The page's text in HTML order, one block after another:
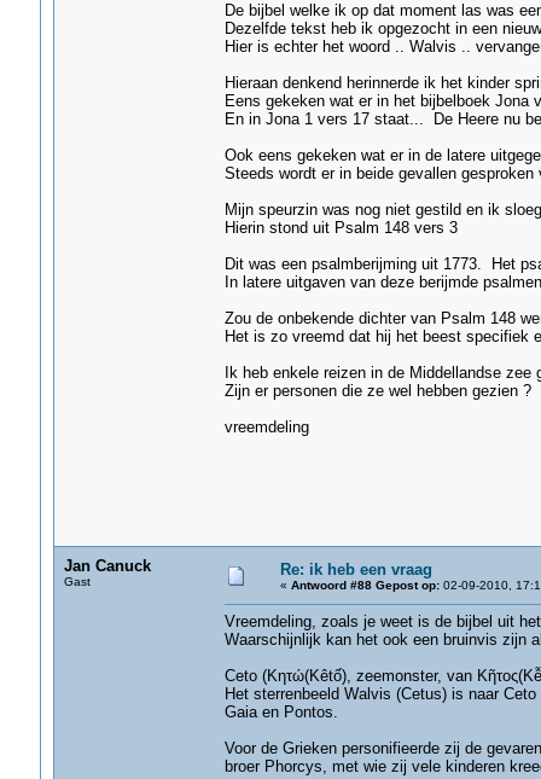
De bijbel welke ik op dat moment las was
Dezelfde tekst heb ik opgezocht in een
Hier is echter het woord .. Walvis ..
Hieraan denkend herinnerde ik het kinder
Eens gekeken wat er in het bijbelboek Jona
En in Jona 1 vers 17 staat... De Heere nu
Ook eens gekeken wat er in de latere
Steeds wordt er in beide gevallen
Mijn speurzin was nog niet gestild en ik
Hierin stond uit Psalm 148 vers 3
Dit was een psalmberijming uit 1773. Het
In latere uitgaven van deze berijmde
Zou de onbekende dichter van Psalm 148
Het is zo vreemd dat hij het beest specifiek
Ik heb enkele reizen in de Middellandse
Zijn er personen die ze wel hebben gezien ?
vreemdeling
Jan Canuck
Gast
Re: ik heb een vraag
« Antwoord #88 Gepost op:02-09-2010,
Vreemdeling, zoals je weet is de bijbel uit
Waarschijnlijk kan het ook een bruinvis zijn
Ceto (Κητώ(Kêtố), zeemonster, van
Het sterrenbeeld Walvis (Cetus) is naar
Gaia en Pontos.
Voor de Grieken personifieerde zij de
broer Phorcys, met wie zij vele kinderen